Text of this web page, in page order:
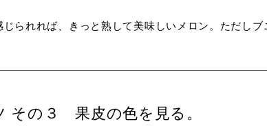
られれば、きっと熟して美味しいメロン。ただし
その３ 果皮の色を見る。